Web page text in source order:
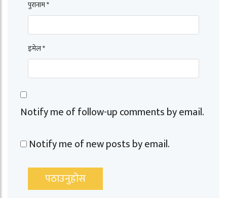
पुरानाम *
इमेल *
Notify me of follow-up comments by email.
Notify me of new posts by email.